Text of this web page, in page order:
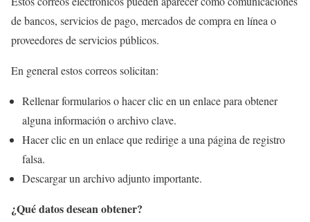
de bancos, servicios de pago, mercados de compra en línea o
proveedores de servicios públicos.
En general estos correos solicitan:
Rellenar formularios o hacer clic en un enlace para obtener
alguna información o archivo clave.
Hacer clic en un enlace que redirige a una página de registro
falsa.
Descargar un archivo adjunto importante.
¿Qué datos desean obtener?